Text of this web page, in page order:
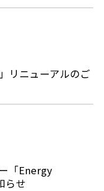
リニューアルのご
「Energy
らせ